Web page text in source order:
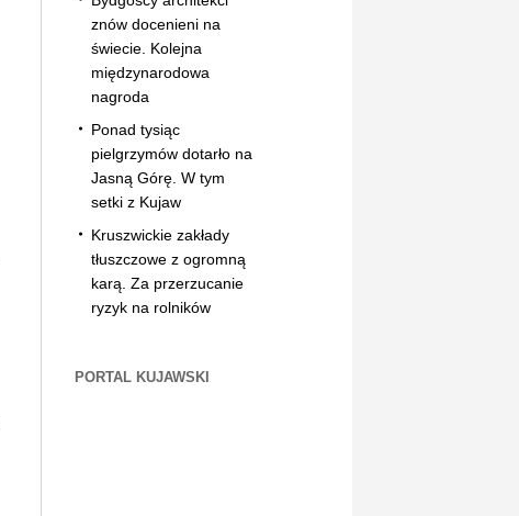
znów docenieni na
świecie. Kolejna
międzynarodowa
nagroda
Ponad tysiąc
pielgrzymów dotarło na
Jasną Górę. W tym
setki z Kujaw
Kruszwickie zakłady
tłuszczowe z ogromną
karą. Za przerzucanie
ryzyk na rolników
PORTAL KUJAWSKI